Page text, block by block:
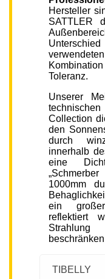
Hersteller
SATTLER
Toleranz.
Unserer
Collection
den
durch
innerhalb
eine
1000mm
ein
reflektiert
TIBELLY